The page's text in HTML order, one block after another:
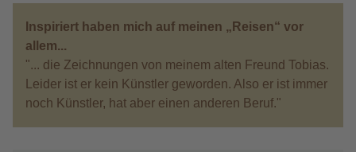
Inspiriert haben mich auf meinen „Reisen“ vor
allem...
"... die Zeichnungen von meinem alten Freund Tobias.
Leider ist er kein Künstler geworden. Also er ist immer
noch Künstler, hat aber einen anderen Beruf."